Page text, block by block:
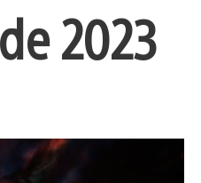
2023